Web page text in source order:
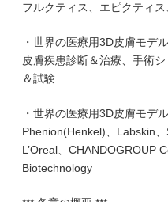
フルクティス、エピクティ
・世界の医療用3D皮膚モデ
皮膚疾患診断＆治療、手術
＆試験
・世界の医療用3D皮膚モデ
Phenion(Henkel)、Labskin、
L’Oreal、CHANDOGROUP
Biotechnology